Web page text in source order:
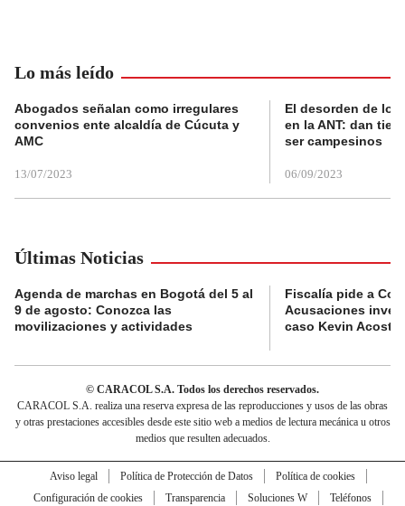
Lo más leído
Abogados señalan como irregulares
convenios ente alcaldía de Cúcuta y
AMC
13/07/2023
El desorden de
en la ANT: dan
ser campesinos
06/09/2023
Últimas Noticias
Agenda de marchas en Bogotá del 5 al
9 de agosto: Conozca las
movilizaciones y actividades
Fiscalía pide a
Acusaciones
caso Kevin Acosta
© CARACOL S.A. Todos los derechos reservados.
CARACOL S.A. realiza una reserva expresa de las reproducciones y usos de las obras
y otras prestaciones accesibles desde este sitio web a medios de lectura mecánica u otros
medios que resulten adecuados.
Aviso legal Política de Protección de Datos
Política de cookies
Configuración de cookies
Transparencia Soluciones W
Teléfonos